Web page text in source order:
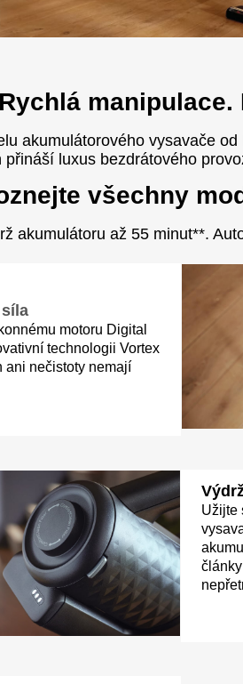
akumulátorového vysavače
přináší luxus bezdrátového
všechny
akumulátoru až 55 minut**.
motoru Digital
technologii Vortex
ani nečistoty nemají
Užijte